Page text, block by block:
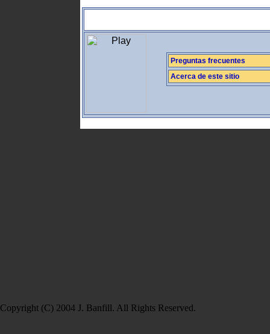
Preguntas frecuentes
Acerca de este sitio
Copyright (C) 2004 J. Banfill. All Rights Reserved.